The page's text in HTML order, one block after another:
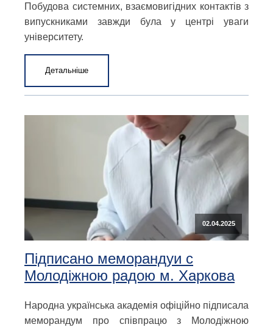
Побудова системних, взаємовигідних контактів з
випускниками завжди була у центрі уваги
університету.
Детальніше
02.04.2025
Підписано меморандуи с
Молодіжною радою м. Харкова
Народна українська академія офіційно підписала
меморандум про співпрацю з Молодіжною